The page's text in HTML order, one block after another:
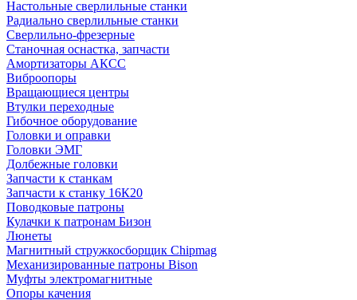
Настольные сверлильные станки
Радиально сверлильные станки
Сверлильно-фрезерные
Станочная оснастка, запчасти
Амортизаторы АКСС
Виброопоры
Вращающиеся центры
Втулки переходные
Гибочное оборудование
Головки и оправки
Головки ЭМГ
Долбежные головки
Запчасти к станкам
Запчасти к станку 16К20
Поводковые патроны
Кулачки к патронам Бизон
Люнеты
Магнитный стружкосборщик Chipmag
Механизированные патроны Bison
Муфты электромагнитные
Опоры качения